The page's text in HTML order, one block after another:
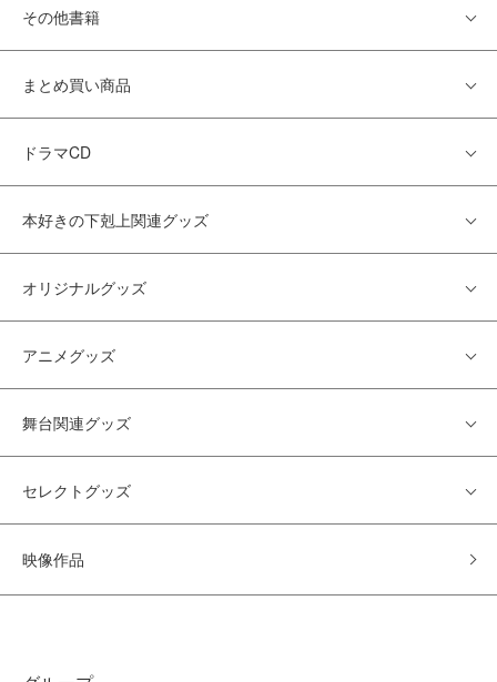
その他書籍
まとめ買い商品
ドラマCD
本好きの下剋上関連グッズ
オリジナルグッズ
アニメグッズ
舞台関連グッズ
セレクトグッズ
映像作品